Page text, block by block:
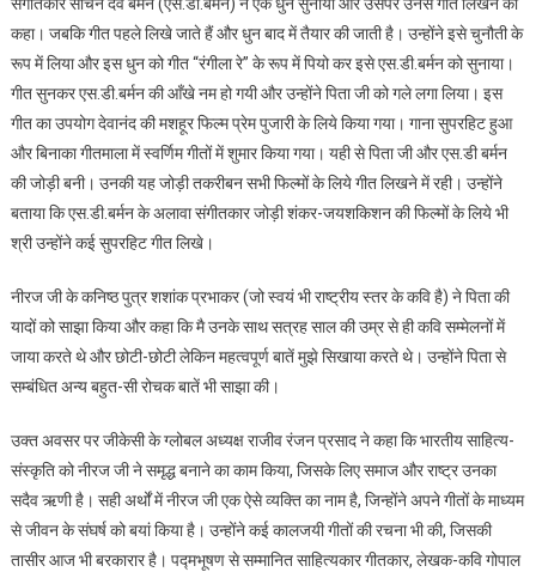
कहा। जबकि गीत पहले लिखे जाते हैं और धुन बाद में तैयार की जाती है। उन्होंने इसे चुनौती के
रूप में लिया और इस धुन को गीत “रंगीला रे” के रूप में पियो कर इसे एस.डी.बर्मन को सुनाया।
गीत सुनकर एस.डी.बर्मन की आँखे नम हो गयी और उन्होंने पिता जी को गले लगा लिया। इस
गीत का उपयोग देवानंद की मशहूर फिल्म प्रेम पुजारी के लिये किया गया। गाना सुपरहिट हुआ
और बिनाका गीतमाला में स्वर्णिम गीतों में शुमार किया गया। यही से पिता जी और एस.डी बर्मन
की जोड़ी बनी। उनकी यह जोड़ी तकरीबन सभी फिल्मों के लिये गीत लिखने में रही। उन्होंने
बताया कि एस.डी.बर्मन के अलावा संगीतकार जोड़ी शंकर-जयशकिशन की फिल्मों के लिये भी
श्री उन्होंने कई सुपरहिट गीत लिखे।
नीरज जी के कनिष्ठ पुत्र शशांक प्रभाकर (जो स्वयं भी राष्ट्रीय स्तर के कवि है) ने पिता की
यादों को साझा किया और कहा कि मै उनके साथ सत्रह साल की उम्र से ही कवि सम्मेलनों में
जाया करते थे और छोटी-छोटी लेकिन महत्वपूर्ण बातें मुझे सिखाया करते थे। उन्होंने पिता से
सम्बंधित अन्य बहुत-सी रोचक बातें भी साझा की।
उक्त अवसर पर जीकेसी के ग्लोबल अध्यक्ष राजीव रंजन प्रसाद ने कहा कि भारतीय साहित्य-
संस्कृति को नीरज जी ने समृद्ध बनाने का काम किया, जिसके लिए समाज और राष्ट्र उनका
सदैव ऋणी है। सही अर्थों में नीरज जी एक ऐसे व्यक्ति का नाम है, जिन्होंने अपने गीतों के माध्यम
से जीवन के संघर्ष को बयां किया है। उन्होंने कई कालजयी गीतों की रचना भी की, जिसकी
तासीर आज भी बरकारार है। पद्मभूषण से सम्मानित साहित्यकार गीतकार, लेखक-कवि गोपाल